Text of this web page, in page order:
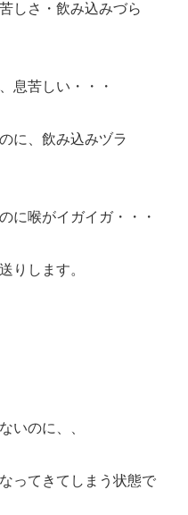
しさ・飲み込みづら
息苦しい・・・
に、飲み込みヅラ
に喉がイガイガ・・・
りします。
いのに、、
ってきてしまう状態で